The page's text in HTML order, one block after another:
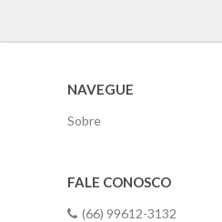
NAVEGUE
Sobre
FALE CONOSCO
(66) 99612-3132